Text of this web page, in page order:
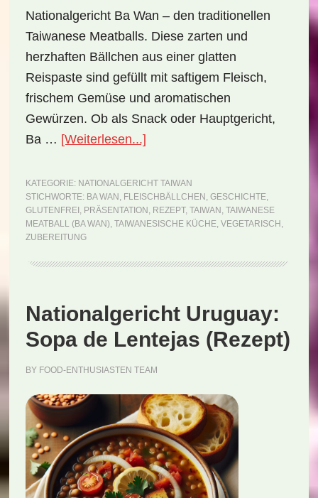
Nationalgericht Ba Wan – den traditionellen
Taiwanese Meatballs. Diese zarten und
herzhaften Bällchen aus einer glatten
Reispaste sind gefüllt mit saftigem Fleisch,
frischem Gemüse und aromatischen
Gewürzen. Ob als Snack oder Hauptgericht,
Ba … [Weiterlesen...]ÜberNationalgericht
Taiwanese
Meatball
(Ba
(Rezept)
KATEGORIE: NATIONALGERICHT TAIWAN
STICHWORTE: BA WAN , FLEISCHBÄLLCHEN , GESCHICHTE,
GLUTENFREI , PRÄSENTATION , REZEPT, TAIWAN , TAIWANESE
MEATBALL (BA WAN), TAIWANESISCHE KÜCHE, VEGETARISCH ,
ZUBEREITUNG
Nationalgericht Uruguay:
Sopa de Lentejas (Rezept)
BY FOOD-ENTHUSIASTEN TEAM